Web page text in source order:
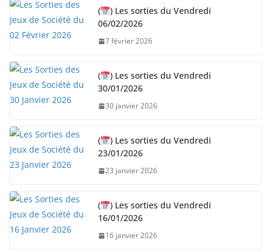
n
t
…
(
) Les sorties du Vendredi
06/02/2026
7 février 2026
(
) Les sorties du Vendredi
30/01/2026
30 janvier 2026
(
) Les sorties du Vendredi
23/01/2026
23 janvier 2026
(
) Les sorties du Vendredi
16/01/2026
16 janvier 2026